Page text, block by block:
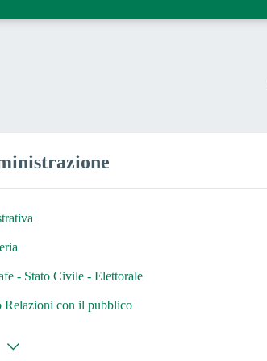
- Stato Civile - Elettorale
con il pubblico